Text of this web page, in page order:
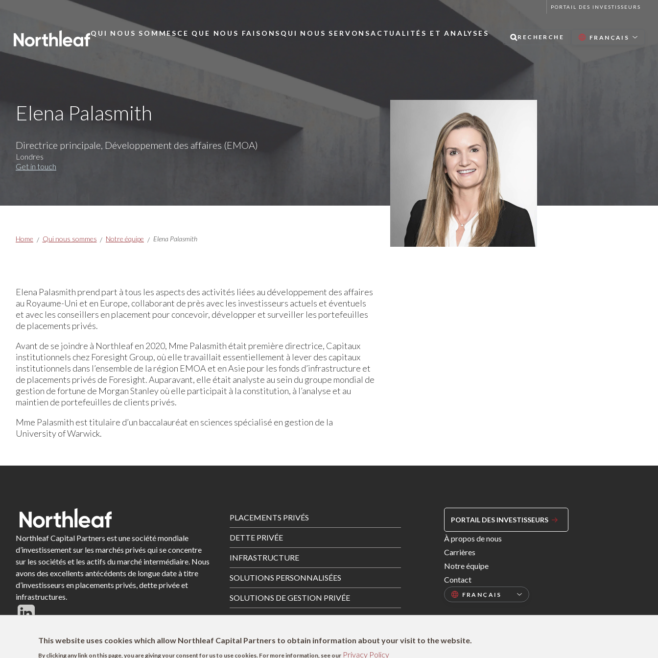
PORTAIL DES INVESTISSEURS
Main
QUI NOUS SOMMES CE QUE NOUS FAISONS QUI NOUS SERVONSACTUALITÉS ET ANALYSES RECHERCHE
Elena Palasmith
Directrice principale, Développement des affaires (EMOA)
Londres
Get in touch
Breadcrumbs
Home Qui nous sommes Notre équipe Elena Palasmith
Elena Palasmith prend part à tous les aspects des activités liées au développement des affaires
au Royaume-Uni et en Europe, collaborant de près avec les investisseurs actuels et éventuels
et avec les conseillers en placement pour concevoir, développer et surveiller les portefeuilles
de placements privés.
Avant de se joindre à Northleaf en 2020, Mme Palasmith était première directrice, Capitaux
institutionnels chez Foresight Group, où elle travaillait essentiellement à lever des capitaux
institutionnels dans l’ensemble de la région EMOA et en Asie pour les fonds d’infrastructure et
de placements privés de Foresight. Auparavant, elle était analyste au sein du groupe mondial de
gestion de fortune de Morgan Stanley où elle participait à la constitution, à l’analyse et au
maintien de portefeuilles de clients privés.
Mme Palasmith est titulaire d’un baccalauréat en sciences spécialisé en gestion de la
University of Warwick.
Northleaf Capital Partners est une société mondiale
d’investissement sur les marchés privés qui se concentre
sur les sociétés et les actifs du marché intermédiaire. Nous
avons des excellents antécédents de longue date à titre
d’investisseurs en placements privés, dette privée et
infrastructures.
Footer
Menu
PLACEMENTS PRIVÉS
DETTE PRIVÉE
INFRASTRUCTURE
SOLUTIONS PERSONNALISÉES
SOLUTIONS DE GESTION PRIVÉE
PORTAIL DES INVESTISSEURS
Footer
Menu
Right
À propos de nous
Carrières
Notre équipe
Contact
This website uses cookies which allow Northleaf Capital Partners to obtain information about your visit to the website.
By clicking any link on this page, you are giving your consent for us to use cookies. For more information, see our Privacy Policy